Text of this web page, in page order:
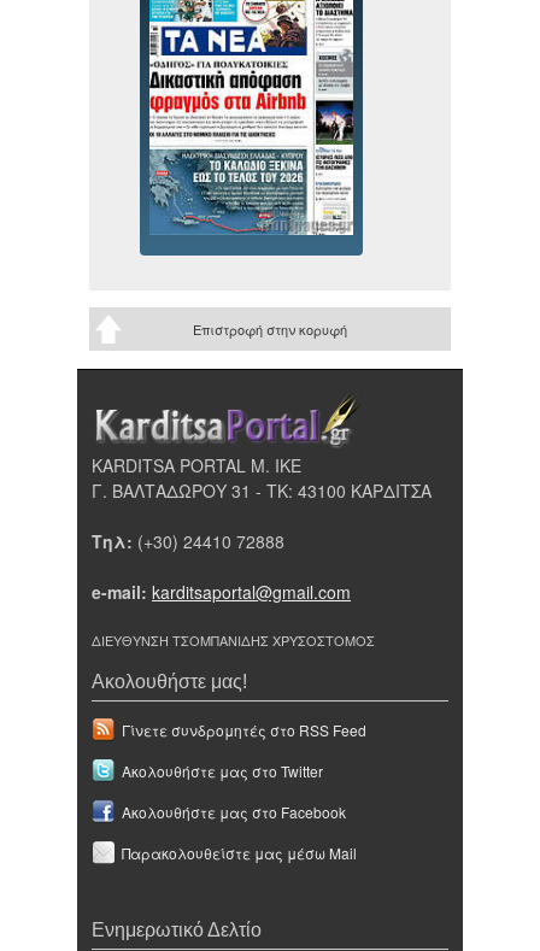
Επιστροφή στην κορυφή
KARDITSA PORTAL Μ. ΙΚΕ
Γ. ΒΑΛΤΑΔΩΡΟΥ 31 - ΤΚ: 43100 ΚΑΡΔΙΤΣΑ
Τηλ: (+30) 24410 72888
e-mail: karditsaportal@gmail.com
ΔΙΕΥΘΥΝΣΗ ΤΣΟΜΠΑΝΙΔΗΣ ΧΡΥΣΟΣΤΟΜΟΣ
Ακολουθήστε μας!
Γίνετε συνδρομητές στο RSS Feed
Ακολουθήστε μας στο Twitter
Ακολουθήστε μας στο Facebook
Παρακολουθείστε μας μέσω Mail
Ενημερωτικό Δελτίο